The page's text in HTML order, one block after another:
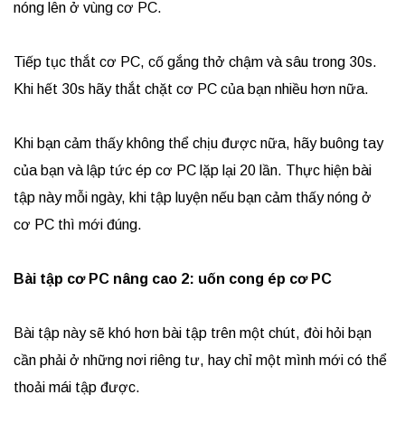
nóng lên ở vùng cơ PC.
Tiếp tục thắt cơ PC, cố gắng thở chậm và sâu trong 30s.
Khi hết 30s hãy thắt chặt cơ PC của bạn nhiều hơn nữa.
Khi bạn cảm thấy không thể chịu được nữa, hãy buông tay
của bạn và lập tức ép cơ PC lặp lại 20 lần. Thực hiện bài
tập này mỗi ngày, khi tập luyện nếu bạn cảm thấy nóng ở
cơ PC thì mới đúng.
Bài tập cơ PC nâng cao 2: uốn cong ép cơ PC
Bài tập này sẽ khó hơn bài tập trên một chút, đòi hỏi bạn
cần phải ở những nơi riêng tư, hay chỉ một mình mới có thể
thoải mái tập được.